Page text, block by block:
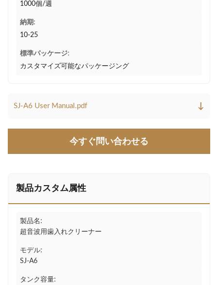
1000個/週
納期:
10-25
標準パッケージ:
カスタマイズ可能なパッケージング
SJ-A6 User Manual.pdf ↓
今すぐ問い合わせる
製品カスタム属性
製品名:
超音波用歯入れクリーナー
モデル:
SJ-A6
タンク容量: